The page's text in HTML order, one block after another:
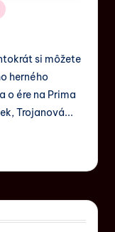
si môžete
herného
o ére na Prima
Trojanová...